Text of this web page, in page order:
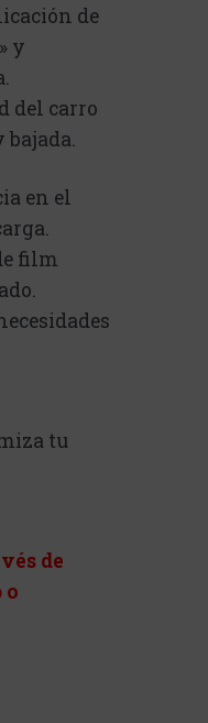
de
y
del carro
bajada.
en el
film
tu
de
o